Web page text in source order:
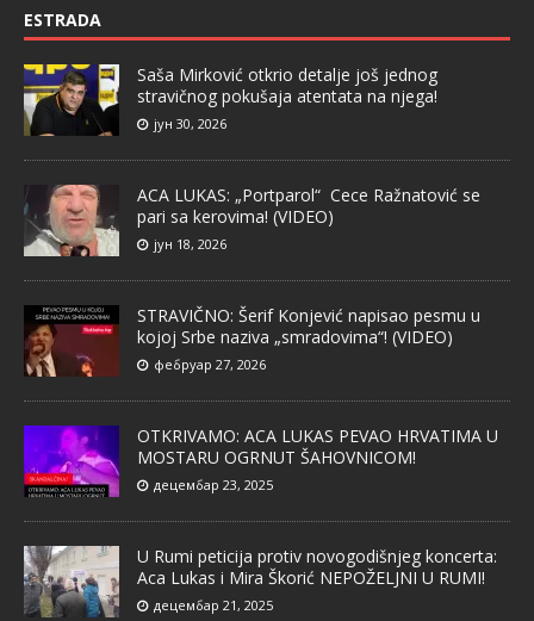
ESTRADA
Saša Mirković otkrio detalje još jednog
stravičnog pokušaja atentata na njega!
јун 30, 2026
ACA LUKAS: „Portparol“ Cece Ražnatović se
pari sa kerovima! (VIDEO)
јун 18, 2026
STRAVIČNO: Šerif Konjević napisao pesmu u
kojoj Srbe naziva „smradovima“! (VIDEO)
фебруар 27, 2026
OTKRIVAMO: ACA LUKAS PEVAO HRVATIMA U
MOSTARU OGRNUT ŠAHOVNICOM!
децембар 23, 2025
U Rumi peticija protiv novogodišnjeg koncerta:
Aca Lukas i Mira Škorić NEPOŽELJNI U RUMI!
децембар 21, 2025